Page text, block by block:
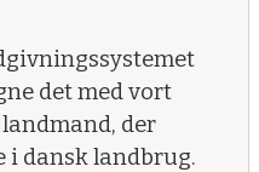
det med vort
der
i dansk landbrug.